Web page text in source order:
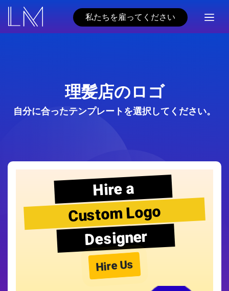
私たちを雇ってください
理髪店のロゴ
自分に合ったテンプレートを選択してください。
Hire a
Custom Logo
Designer
Hire Us